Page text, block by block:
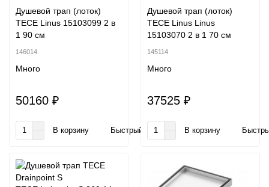
Душевой трап (лоток)
TECE Linus 15103099 2 в
1 90 см
146014
Много
50160 ₽
В корзину Быстрый заказ
Душевой трап (лоток)
TECE Linus Linus
15103070 2 в 1 70 см
145114
Много
37525 ₽
В корзину